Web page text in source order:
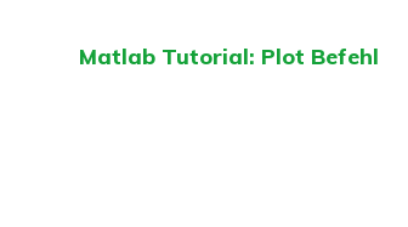
Matlab Tutorial: Plot Befehl